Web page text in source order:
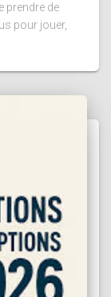
prendre de
pour jouer,